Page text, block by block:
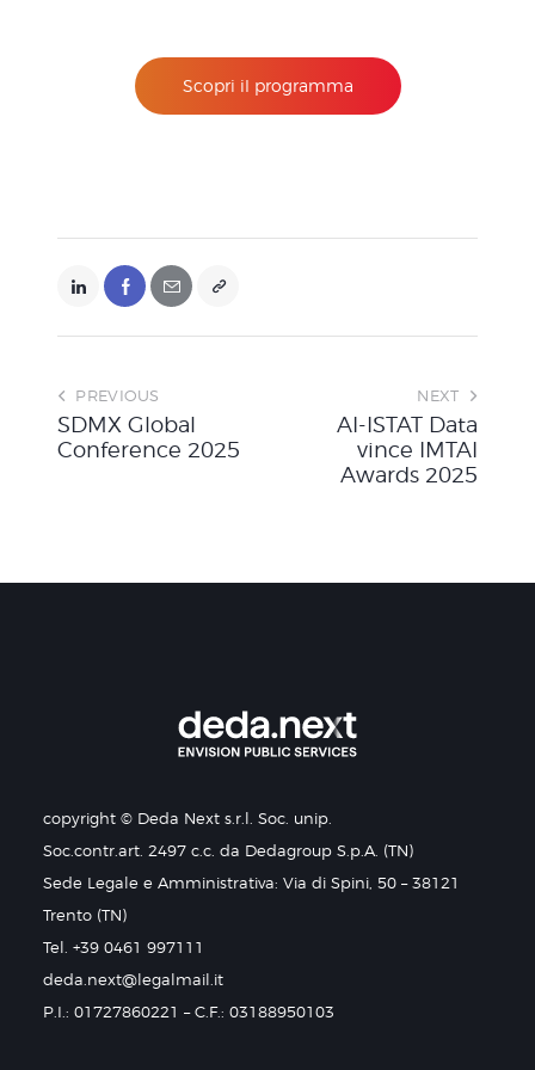
Scopri il programma
PREVIOUS
SDMX Global
Conference 2025
NEXT
AI-ISTAT Data
vince IMTAI
Awards 2025
copyright © Deda Next s.r.l. Soc. unip.
Soc.contr.art. 2497 c.c. da Dedagroup S.p.A. (TN)
Sede Legale e Amministrativa: Via di Spini, 50 – 38121
Trento (TN)
Tel. +39 0461 997111
deda.next@legalmail.it
P.I.: 01727860221 – C.F.: 03188950103